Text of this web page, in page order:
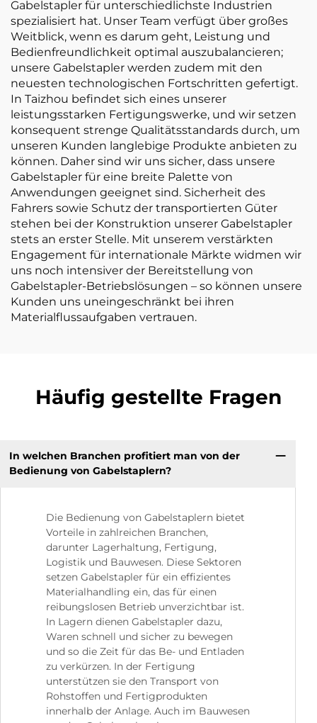
Gabelstapler für unterschiedlichste Industrien
spezialisiert hat. Unser Team verfügt über großes
Weitblick, wenn es darum geht, Leistung und
Bedienfreundlichkeit optimal auszubalancieren;
unsere Gabelstapler werden zudem mit den
neuesten technologischen Fortschritten gefertigt.
In Taizhou befindet sich eines unserer
leistungsstarken Fertigungswerke, und wir setzen
konsequent strenge Qualitätsstandards durch, um
unseren Kunden langlebige Produkte anbieten zu
können. Daher sind wir uns sicher, dass unsere
Gabelstapler für eine breite Palette von
Anwendungen geeignet sind. Sicherheit des
Fahrers sowie Schutz der transportierten Güter
stehen bei der Konstruktion unserer Gabelstapler
stets an erster Stelle. Mit unserem verstärkten
Engagement für internationale Märkte widmen wir
uns noch intensiver der Bereitstellung von
Gabelstapler-Betriebslösungen – so können unsere
Kunden uns uneingeschränkt bei ihren
Materialflussaufgaben vertrauen.
Häufig gestellte Fragen
In welchen Branchen profitiert man von der
Bedienung von Gabelstaplern?
Die Bedienung von Gabelstaplern bietet
Vorteile in zahlreichen Branchen,
darunter Lagerhaltung, Fertigung,
Logistik und Bauwesen. Diese Sektoren
setzen Gabelstapler für ein effizientes
Materialhandling ein, das für einen
reibungslosen Betrieb unverzichtbar ist.
In Lagern dienen Gabelstapler dazu,
Waren schnell und sicher zu bewegen
und so die Zeit für das Be- und Entladen
zu verkürzen. In der Fertigung
unterstützen sie den Transport von
Rohstoffen und Fertigprodukten
innerhalb der Anlage. Auch im Bauwesen